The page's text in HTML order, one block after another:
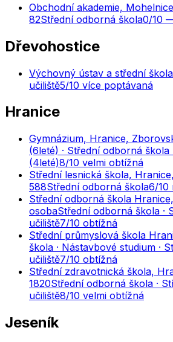
Obchodní akademie,
82Střední odborná škola0/10
Dřevohostice
Výchovný ústav a střední škola
učiliště5/10 více poptávaná
Hranice
Gymnázium, Hranice,
(6leté) · Střední odborná škola
(4leté)8/10 velmi obtížná
Střední lesnická škola,
588Střední odborná škola6/10
Střední odborná škola
osobaStřední odborná škola ·
učiliště7/10 obtížná
Střední průmyslová škola
škola · Nástavbové studium ·
učiliště7/10 obtížná
Střední zdravotnická škola,
1820Střední odborná škola ·
učiliště8/10 velmi obtížná
Jeseník